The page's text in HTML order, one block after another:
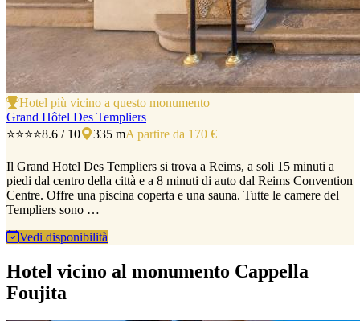
Hotel più vicino a questo monumento
Grand Hôtel Des Templiers
⭐⭐⭐⭐8.6 / 10 335 mA partire da 170 €
Il Grand Hotel Des Templiers si trova a Reims, a soli 15 minuti a
piedi dal centro della città e a 8 minuti di auto dal Reims Convention
Centre. Offre una piscina coperta e una sauna. Tutte le camere del
Templiers sono …
Vedi disponibilità
Hotel vicino al monumento Cappella
Foujita